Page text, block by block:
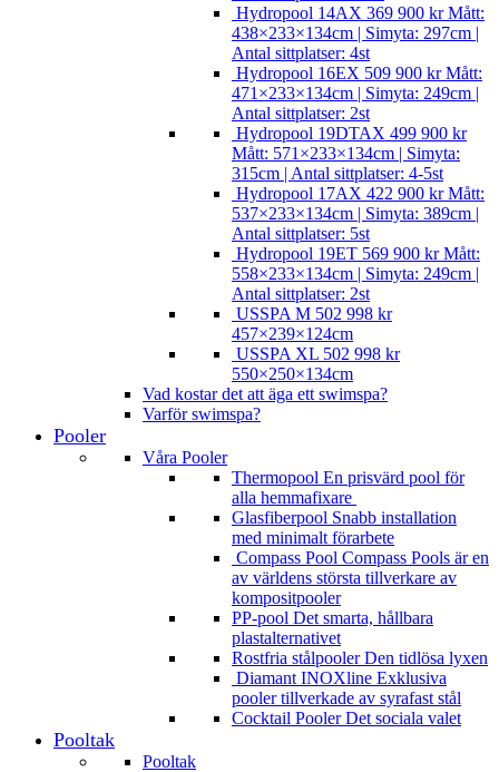
Hydropool 14AX 369 900 kr Mått:
438×233×134cm | Simyta: 297cm |
Antal sittplatser: 4st
Hydropool 16EX 509 900 kr Mått:
471×233×134cm | Simyta: 249cm |
Antal sittplatser: 2st
Hydropool 19DTAX 499 900 kr
Mått: 571×233×134cm | Simyta:
315cm | Antal sittplatser: 4-5st
Hydropool 17AX 422 900 kr Mått:
537×233×134cm | Simyta: 389cm |
Antal sittplatser: 5st
Hydropool 19ET 569 900 kr Mått:
558×233×134cm | Simyta: 249cm |
Antal sittplatser: 2st
USSPA M 502 998 kr
457×239×124cm
USSPA XL 502 998 kr
550×250×134cm
Vad kostar det att äga ett swimspa?
Varför swimspa?
Pooler
Våra Pooler
Thermopool En prisvärd pool för
alla hemmafixare
Glasfiberpool Snabb installation
med minimalt förarbete
Compass Pool Compass Pools är en
av världens största tillverkare av
kompositpooler
PP-pool Det smarta, hållbara
plastalternativet
Rostfria stålpooler Den tidlösa lyxen
Diamant INOXline Exklusiva
pooler tillverkade av syrafast stål
Cocktail Pooler Det sociala valet
Pooltak
Pooltak